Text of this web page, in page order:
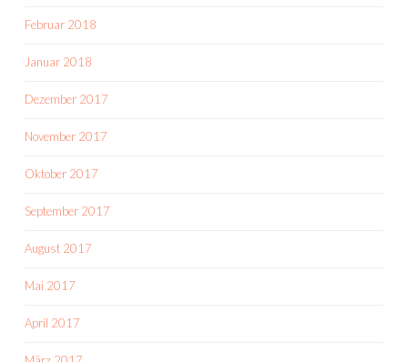
Februar 2018
Januar 2018
Dezember 2017
November 2017
Oktober 2017
September 2017
August 2017
Mai 2017
April 2017